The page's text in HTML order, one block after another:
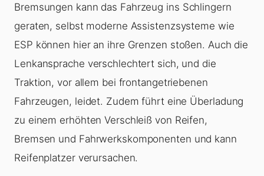
Bremsungen kann das Fahrzeug ins Schlingern
geraten, selbst moderne Assistenzsysteme wie
ESP können hier an ihre Grenzen stoßen. Auch die
Lenkansprache verschlechtert sich, und die
Traktion, vor allem bei frontangetriebenen
Fahrzeugen, leidet. Zudem führt eine Überladung
zu einem erhöhten Verschleiß von Reifen,
Bremsen und Fahrwerkskomponenten und kann
Reifenplatzer verursachen.